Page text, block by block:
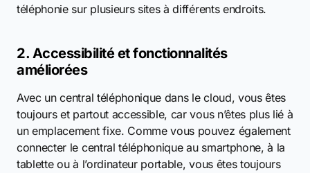
téléphonie sur plusieurs sites à différents endroits.
2. Accessibilité et fonctionnalités
améliorées
Avec un central téléphonique dans le cloud, vous êtes
toujours et partout accessible, car vous n’êtes plus lié à
un emplacement fixe. Comme vous pouvez également
connecter le central téléphonique au smartphone, à la
tablette ou à l’ordinateur portable, vous êtes toujours